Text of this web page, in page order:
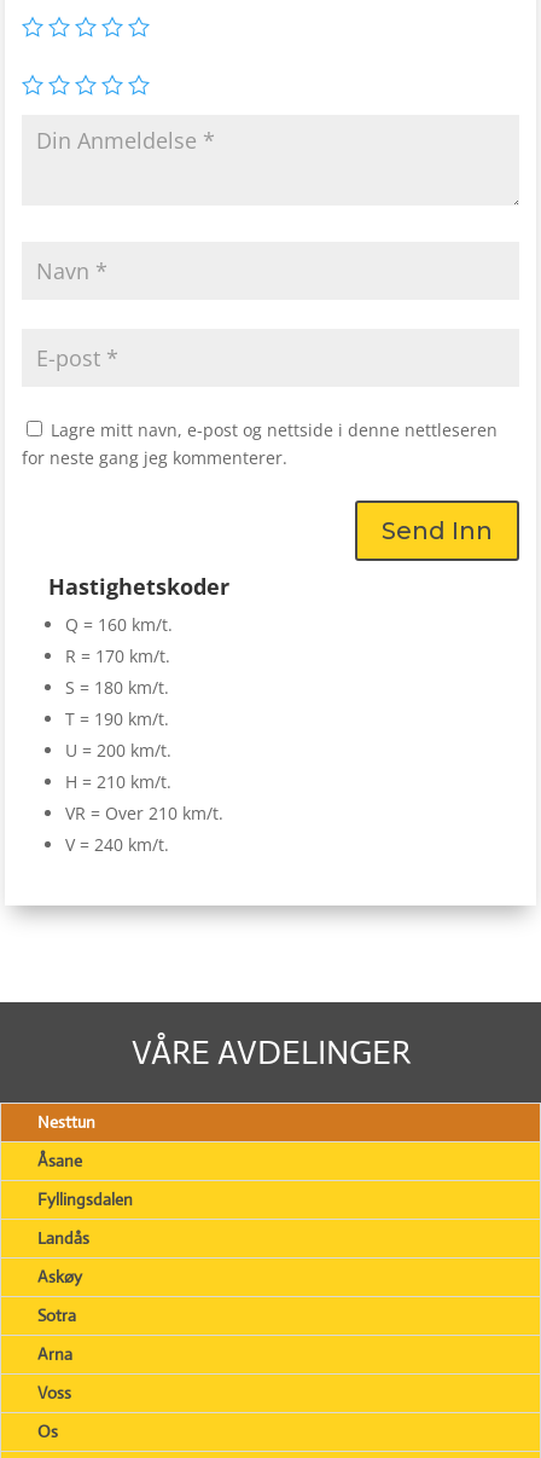
Lagre mitt navn, e-post og nettside i denne nettleseren
for neste gang jeg kommenterer.
Send Inn
Hastighetskoder
Q = 160 km/t.
R = 170 km/t.
S = 180 km/t.
T = 190 km/t.
U = 200 km/t.
H = 210 km/t.
VR = Over 210 km/t.
V = 240 km/t.
VÅRE AVDELINGER
Nesttun
Åsane
Fyllingsdalen
Landås
Askøy
Sotra
Arna
Voss
Os